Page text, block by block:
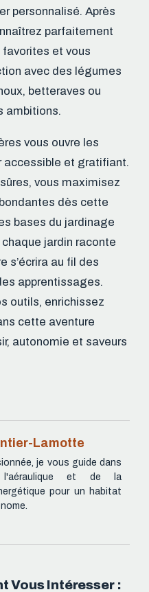
personnalisé. Après
parfaitement
favorites et vous
avec des légumes
betteraves ou
ambitions.
vous ouvre les
accessible et gratifiant.
vous maximisez
dès cette
bases du jardinage
chaque jardin raconte
s’écrira au fil des
apprentissages.
outils, enrichissez
cette aventure
autonomie et saveurs
Lamotte
je vous guide dans
l'aéraulique et de la
pour un habitat
Vous Intéresser :